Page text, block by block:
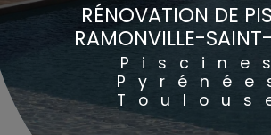
RÉNOVATION DE PISCINE
RAMONVILLE-
Piscines